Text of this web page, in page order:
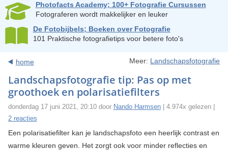
Photofacts Academy; 100+ Fotografie Cursussen
Fotograferen wordt makkelijker en leuker
De Fotobijbels; Boeken over Fotografie
101 Praktische fotografietips voor betere foto's
home Meer: Landschapsfotografie
Landschapsfotografie tip: Pas op met
groothoek en polarisatiefilters
donderdag 17 juni 2021, 20:10 door Nando Harmsen| 4.974x gelezen |
2 reacties
Een polarisatiefilter kan je landschapsfoto een heerlijk contrast en
warme kleuren geven. Het zorgt ook voor minder reflecties en